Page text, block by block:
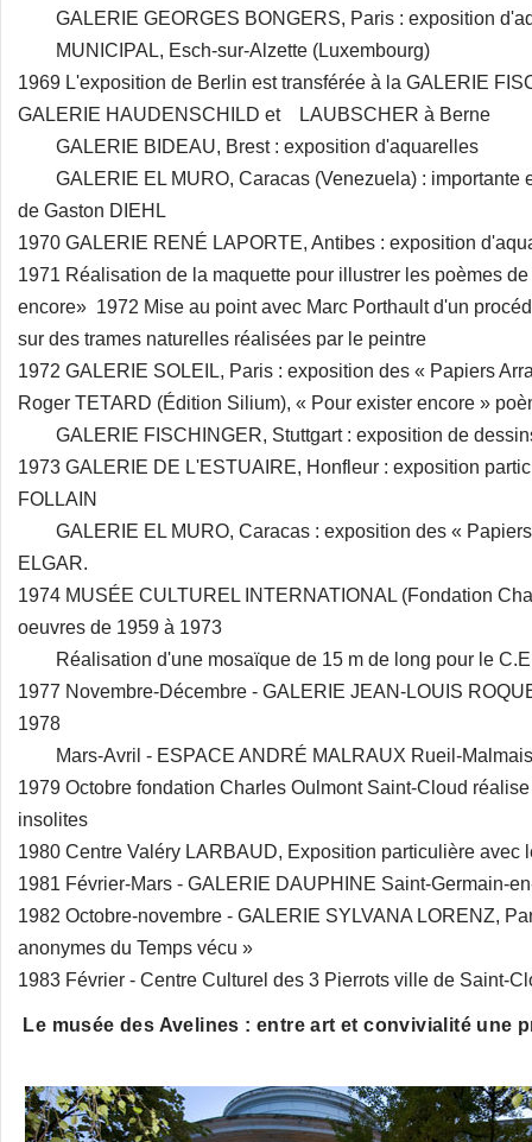
GALERIE GEORGES BONGERS, Paris : exposition
MUNICIPAL, Esch-sur-Alzette (Luxembourg)
1969 L'exposition de Berlin est transférée à la GALERIE
GALERIE HAUDENSCHILD et LAUBSCHER à Berne
GALERIE BIDEAU, Brest : exposition d'aquarelles
GALERIE EL MURO, Caracas (Venezuela) : importante
de Gaston DIEHL
1970 GALERIE RENÉ LAPORTE, Antibes : exposition
1971 Réalisation de la maquette pour illustrer les poèmes
encore» 1972 Mise au point avec Marc Porthault d'un
sur des trames naturelles réalisées par le peintre
1972 GALERIE SOLEIL, Paris : exposition des « Papiers
Roger TETARD (Édition Silium), « Pour exister encore »
GALERIE FISCHINGER, Stuttgart : exposition de
1973 GALERIE DE L'ESTUAIRE, Honfleur : exposition
FOLLAIN
GALERIE EL MURO, Caracas : exposition des « Papiers
ELGAR.
1974 MUSÉE CULTUREL INTERNATIONAL (Fondation
oeuvres de 1959 à 1973
Réalisation d'une mosaïque de 15 m de long pour le
1977 Novembre-Décembre - GALERIE JEAN-LOUIS
1978
Mars-Avril - ESPACE ANDRÉ MALRAUX Rueil-
1979 Octobre fondation Charles Oulmont Saint-Cloud
insolites
1980 Centre Valéry LARBAUD, Exposition particulière avec
1981 Février-Mars - GALERIE DAUPHINE Saint-Germain-
1982 Octobre-novembre - GALERIE SYLVANA LORENZ,
anonymes du Temps vécu »
1983 Février - Centre Culturel des 3 Pierrots ville de Saint-
Le musée des Avelines : entre art et convivialité une